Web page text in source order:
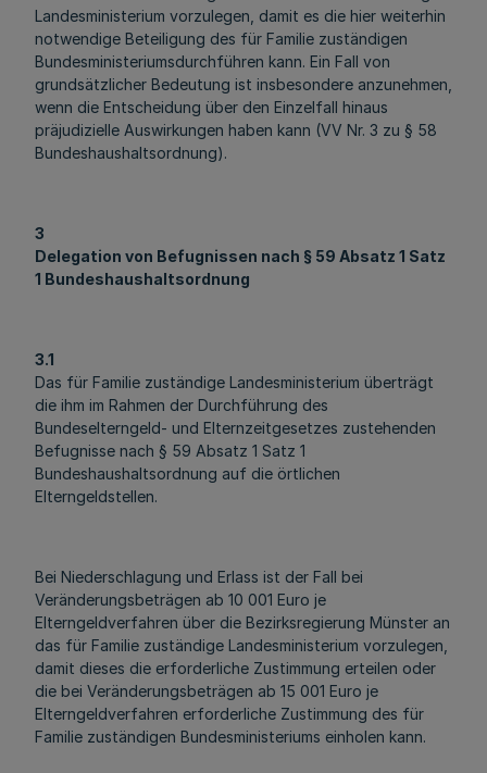
Landesministerium vorzulegen, damit es die hier weiterhin
notwendige Beteiligung des für Familie zuständigen
Bundesministeriumsdurchführen kann. Ein Fall von
grundsätzlicher Bedeutung ist insbesondere anzunehmen,
wenn die Entscheidung über den Einzelfall hinaus
präjudizielle Auswirkungen haben kann (VV Nr. 3 zu § 58
Bundeshaushaltsordnung).
3
Delegation von Befugnissen nach § 59 Absatz 1 Satz
1 Bundeshaushaltsordnung
3.1
Das für Familie zuständige Landesministerium überträgt
die ihm im Rahmen der Durchführung des
Bundeselterngeld- und Elternzeitgesetzes zustehenden
Befugnisse nach § 59 Absatz 1 Satz 1
Bundeshaushaltsordnung auf die örtlichen
Elterngeldstellen.
Bei Niederschlagung und Erlass ist der Fall bei
Veränderungsbeträgen ab 10 001 Euro je
Elterngeldverfahren über die Bezirksregierung Münster an
das für Familie zuständige Landesministerium vorzulegen,
damit dieses die erforderliche Zustimmung erteilen oder
die bei Veränderungsbeträgen ab 15 001 Euro je
Elterngeldverfahren erforderliche Zustimmung des für
Familie zuständigen Bundesministeriums einholen kann.